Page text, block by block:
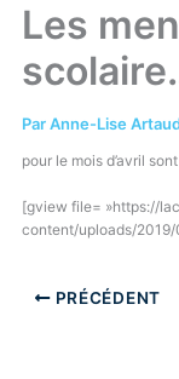
Les
ParAnne-Lise
pour le mois d’avril
[gview file= »https://
content/uploads/
PRÉCÉDENT